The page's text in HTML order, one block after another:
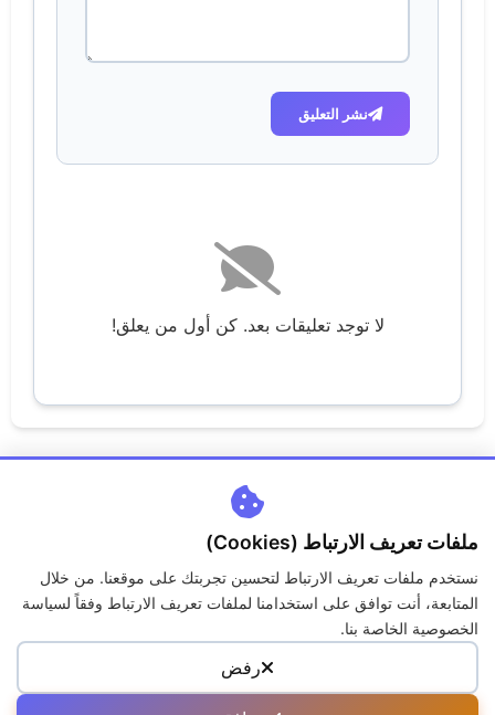
نشر التعليق
لا توجد تعليقات بعد. كن أول من يعلق!
اتصل بنا من نحن سياسة الخصوصية
الكوكيز
حقوق الملكية
جميع الحقوق محفوظة لمنصة جــواب © 2026
ملفات تعريف الارتباط (Cookies)
نستخدم ملفات تعريف الارتباط لتحسين تجربتك على موقعنا. من خلال
المتابعة، أنت توافق على استخدامنا لملفات تعريف الارتباط وفقاً لسياسة
الخصوصية الخاصة بنا.
رفض